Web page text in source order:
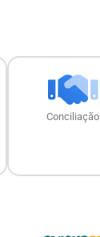
Conciliação